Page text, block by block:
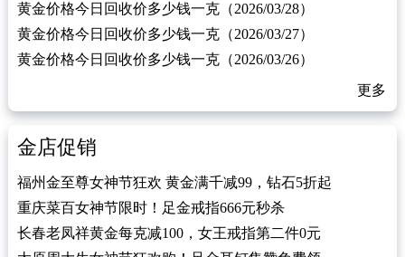
黄金价格今日回收价多少钱一克（2026/03/28）
黄金价格今日回收价多少钱一克（2026/03/27）
黄金价格今日回收价多少钱一克（2026/03/26）
更多
金店促销
福州金至尊女神节狂欢 黄金满千减99，钻石5折起
重庆菜百女神节限时！足金戒指666元秒杀
长春老凤祥黄金每克减100，女王戒指第二件0元